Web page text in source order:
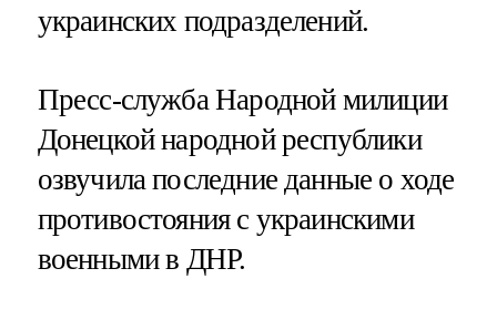
украинских подразделений.
Пресс-служба Народной милиции
Донецкой народной республики
озвучила последние данные о ходе
противостояния с украинскими
военными в ДНР.